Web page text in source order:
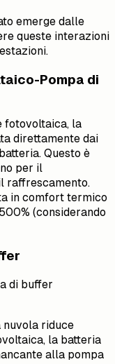
emerge dalle
queste interazioni
Pompa di
fotovoltaica, la
direttamente dai
Questo è
per il
raffrescamento.
in comfort termico
(considerando
di buffer
nuvola riduce
la batteria
alla pompa